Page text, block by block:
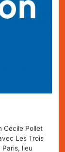
Cécile Pollet
Les Trois
lieu